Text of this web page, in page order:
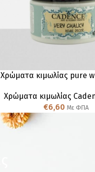
Χρώματα κιμωλίας pure
Χρώματα κιμωλίας
€6,60 Με ΦΠΑ